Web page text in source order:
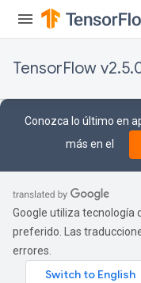
TensorFlow
Conozca lo último en
más en el
Google utiliza tecnología
preferido. Las
errores.